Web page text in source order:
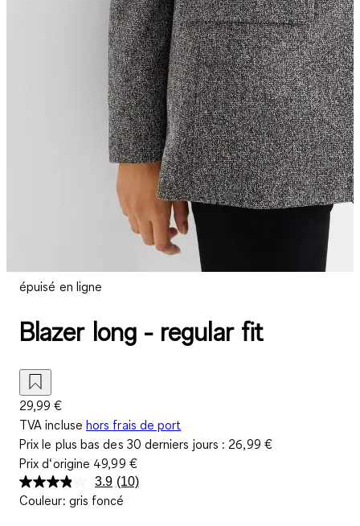
épuisé en ligne
Blazer long - regular fit
29,99 €
TVA incluse hors frais de port
Prix le plus bas des 30 derniers jours : 26,99 €
Prix d‘origine 49,99 €
3.9 Lire
10
(10)
Couleur: gris foncé